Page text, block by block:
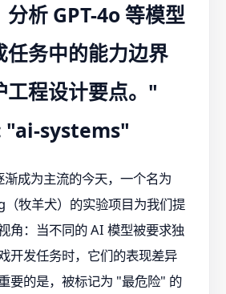
分析 GPT-4o 等模型
任务中的能力边界
工程设计要点。"
systems"
成为主流的今天，一个名为
牧羊犬）的实验项目为我们提
角：当不同的 AI 模型被要求独
开发任务时，它们的表现差异
要的是，被标记为 "最危险" 的